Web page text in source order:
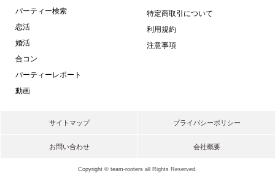
パーティー検索
恋活
婚活
合コン
パーティーレポート
動画
特定商取引について
利用規約
注意事項
サイトマップ プライバシーポリシー
お問い合わせ 会社概要
Copyright © team-rooters all Rights Reserved.